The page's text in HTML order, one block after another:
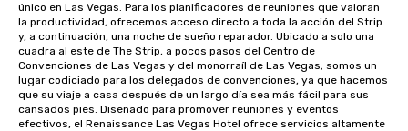
único en Las Vegas. Para los planificadores de reuniones que valoran
la productividad, ofrecemos acceso directo a toda la acción del Strip
y, a continuación, una noche de sueño reparador. Ubicado a solo una
cuadra al este de The Strip, a pocos pasos del Centro de
Convenciones de Las Vegas y del monorraíl de Las Vegas; somos un
lugar codiciado para los delegados de convenciones, ya que hacemos
que su viaje a casa después de un largo día sea más fácil para sus
cansados pies. Diseñado para promover reuniones y eventos
efectivos, el Renaissance Las Vegas Hotel ofrece servicios altamente